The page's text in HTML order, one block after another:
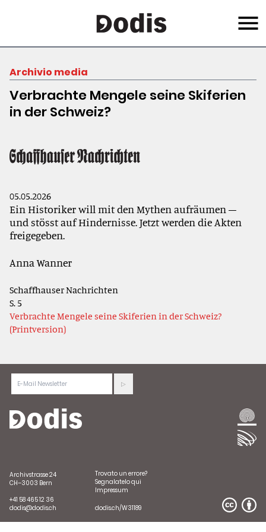
principale
Menu
Archivio media
Verbrachte Mengele seine Skiferien
in der Schweiz?
05.05.2026
Ein Historiker will mit den Mythen aufräumen –
und stösst auf Hindernisse. Jetzt werden die Akten
freigegeben.
Anna Wanner
Schaffhauser Nachrichten
S. 5
Verbrachte Mengele seine Skiferien in der Schweiz?
(Printversion)
Archivstrasse 24
CH–3003 Bern
+41 58 465 12 36
dodis@dodis.ch
Trovato un errore?
Segnalatelo qui
Impressum
dodis.ch/W31189